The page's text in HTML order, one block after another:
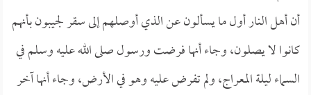
أن أهل النار أول ما يسألون عن الذي أوصلهم إلى سقر لجيبون بأنهم
كانوا لا يصلون، وجاء أنها فرضت ورسول صلى الله عليه وسلم في
السماء ليلة المعراج، ولم تفرض عليه وهو في الأرض، وجاء أنها آخر